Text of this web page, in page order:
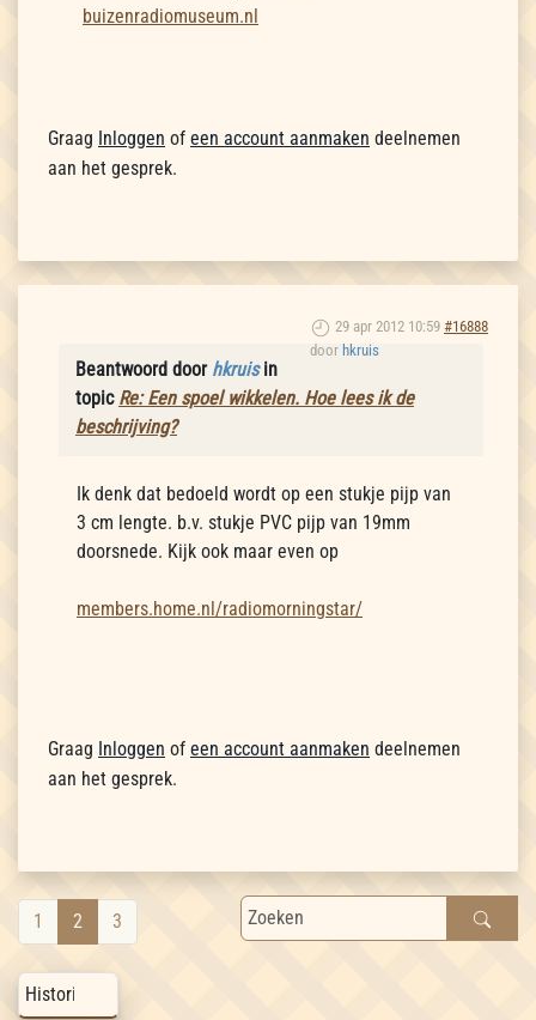
buizenradiomuseum.nl
Graag Inloggen of een account aanmaken deelnemen
aan het gesprek.
29 apr 2012 10:59 #16888
door hkruis
Beantwoord door hkruisin
topic Re: Een spoel wikkelen. Hoe lees ik de
beschrijving?
Ik denk dat bedoeld wordt op een stukje pijp van
3 cm lengte. b.v. stukje PVC pijp van 19mm
doorsnede. Kijk ook maar even op
members.home.nl/radiomorningstar/
Graag Inloggen of een account aanmaken deelnemen
aan het gesprek.
1 2 3